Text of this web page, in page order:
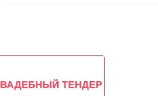
ТЕНДЕР